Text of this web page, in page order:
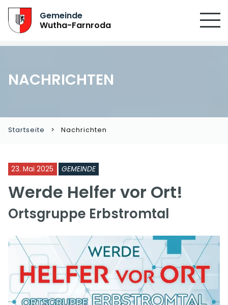
Gemeinde
Wutha-Farnroda
NACHRICHTEN
Startseite Nachrichten
23. Mai 2025 GEMEINDE
Werde Helfer vor Ort!
Ortsgruppe Erbstromtal